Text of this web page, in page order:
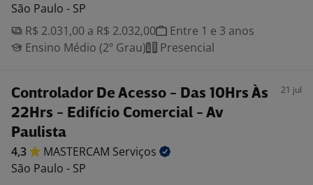
São Paulo - SP
R$ 2.031,00 a R$ 2.032,00
Entre 1 e 3 anos
Ensino Médio (2º Grau)
Presencial
Controlador De Acesso - Das 10Hrs Às
22Hrs - Edifício Comercial - Av
Paulista
21 jul
4,3 MASTERCAM Serviços
São Paulo - SP